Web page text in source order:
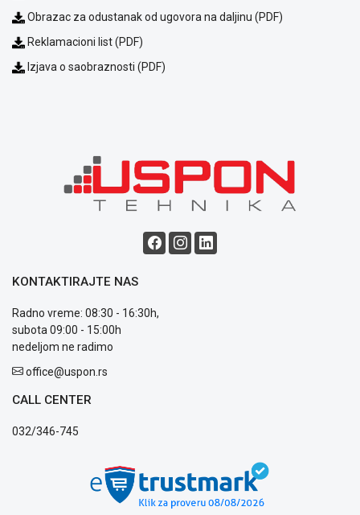
Obrazac za odustanak od ugovora na daljinu (PDF)
Reklamacioni list (PDF)
Izjava o saobraznosti (PDF)
KONTAKTIRAJTE NAS
Radno vreme: 08:30 - 16:30h,
subota 09:00 - 15:00h
nedeljom ne radimo
office@uspon.rs
CALL CENTER
032/346-745